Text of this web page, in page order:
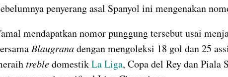
penyerang asal Spanyol ini mengenakan
mendapatkan nomor punggung tersebut usai
Blaugrana dengan mengoleksi 18 gol dan 25
treble domestik La Liga, Copa del Rey dan Piala